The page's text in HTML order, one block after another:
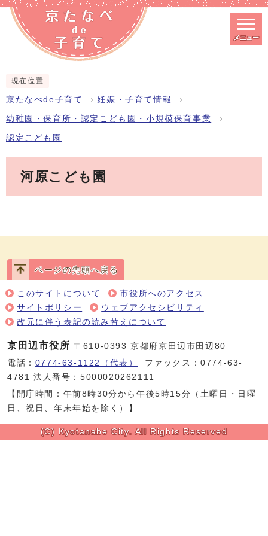
スマートフォン表示用の情報をスキップ
メニュー
現在位置
京たなべde子育て 妊娠・子育て情報
幼稚園・保育所・認定こども園・小規模保育事業
認定こども園
河原こども園
ページの先頭へ戻る
このサイトについて
市役所へのアクセス
サイトポリシー
ウェブアクセシビリティ
改元に伴う表記の読み替えについて
京田辺市役所 〒610-0393 京都府京田辺市田辺80
電話： 0774-63-1122（代表）
ファックス：0774-63-
4781 法人番号：5000020262111
【開庁時間：午前8時30分から午後5時15分（土曜日・日曜
日、祝日、年末年始を除く）】
(C) Kyotanabe City. All Rights Reserved